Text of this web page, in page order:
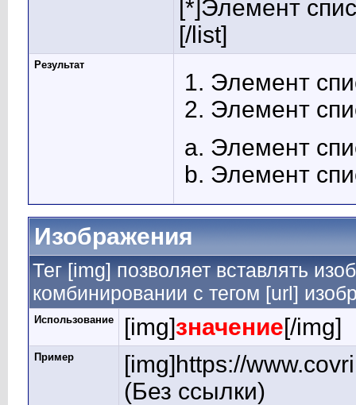
[*]Элемент
[/list]
Результат
Элемент
Элемент
Элемент
Элемент
Изображения
Тег [img] позволяет вставлять
комбинировании с тегом [url]
Использование [img]значение[/img]
Пример
[img]https://
(Без ссылки)